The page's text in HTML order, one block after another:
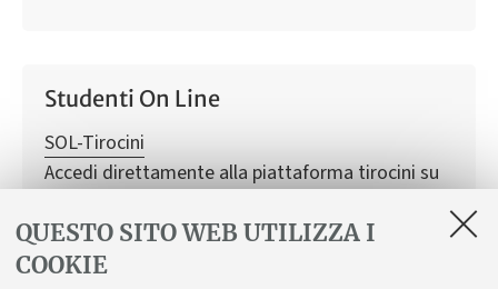
QUESTO SITO WEB UTILIZZA I
COOKIE
Studenti On Line
SOL-Tirocini
Accedi direttamente alla piattaforma tirocini su